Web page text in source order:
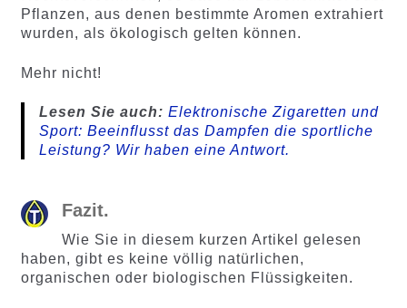
Pflanzen, aus denen bestimmte Aromen extrahiert
wurden, als ökologisch gelten können.
Mehr nicht!
Lesen Sie auch: Elektronische Zigaretten und
Sport: Beeinflusst das Dampfen die sportliche
Leistung? Wir haben eine Antwort.
Fazit.
Wie Sie in diesem kurzen Artikel gelesen
haben, gibt es keine völlig natürlichen,
organischen oder biologischen Flüssigkeiten.